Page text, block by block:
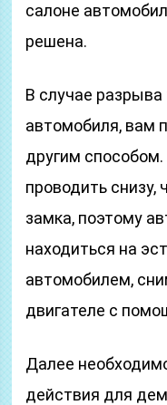
салоне
решена.
В случае
автомобиля, вам
другим
проводить
замка, поэтому
находиться на
автомобилем,
двигателе с
Далее
действия для